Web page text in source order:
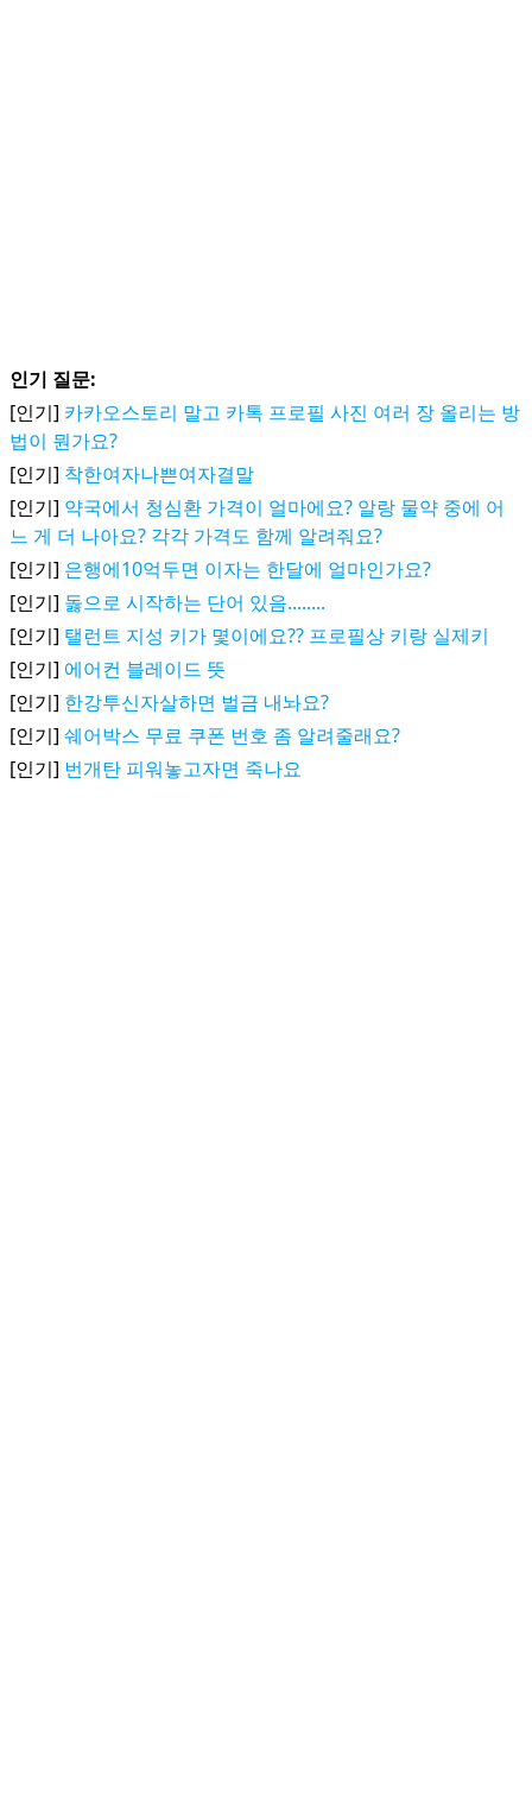
인기 질문:
[인기] 카카오스토리 말고 카톡 프로필 사진 여러 장 올리는 방
법이 뭔가요?
[인기] 착한여자나쁜여자결말
[인기] 약국에서 청심환 가격이 얼마에요? 알랑 물약 중에 어
느 게 더 나아요? 각각 가격도 함께 알려줘요?
[인기] 은행에10억두면 이자는 한달에 얼마인가요?
[인기] 돓으로 시작하는 단어 있음........
[인기] 탤런트 지성 키가 몇이에요?? 프로필상 키랑 실제키
[인기] 에어컨 블레이드 뜻
[인기] 한강투신자살하면 벌금 내놔요?
[인기] 쉐어박스 무료 쿠폰 번호 좀 알려줄래요?
[인기] 번개탄 피워놓고자면 죽나요